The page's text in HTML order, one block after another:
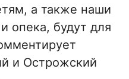
а также наши
опека, будут для
и Острожский